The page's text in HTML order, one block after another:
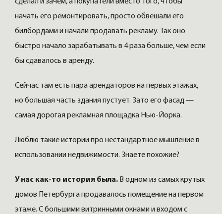
начать его ремонтировать, просто обвешали его
билбордами и начали продавать рекламу. Так оно
быстро начало зарабатывать в 4 раза больше, чем если
бы сдавалось в аренду.
Сейчас там есть пара арендаторов на первых этажах,
но большая часть здания пустует. Зато его фасад —
самая дорогая рекламная площадка Нью-Йорка.
Люблю такие истории про нестандартное мышление в
использовании недвижимости. Знаете похожие?
У нас как-то история была. В одном из самых крутых
домов Петербурга продавалось помещение на первом
этаже. С большими витринными окнами и входом с